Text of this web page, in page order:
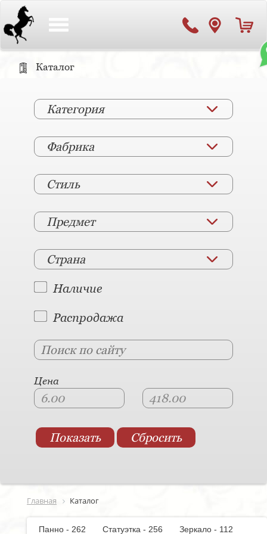
Каталог
Категория
Фабрика
Стиль
Предмет
Страна
Наличие
Распродажа
Цена
Главная Каталог
Панно - 262 Статуэтка - 256
Зеркало - 112